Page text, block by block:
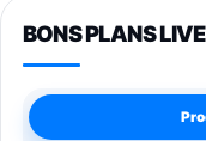
BONS PLANS